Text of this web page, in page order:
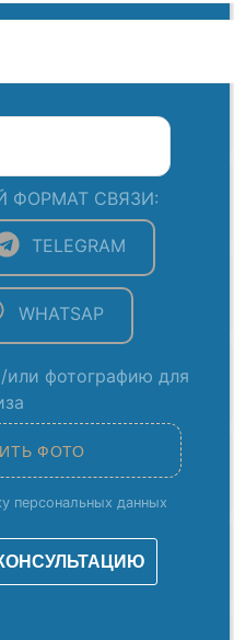
ФОРМАТ СВЯЗИ:
TELEGRAM
WHATSAP
или фотографию для
персональных данных